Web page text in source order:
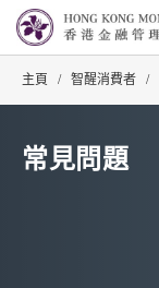
主頁 / 智醒消費者 /
常見問題